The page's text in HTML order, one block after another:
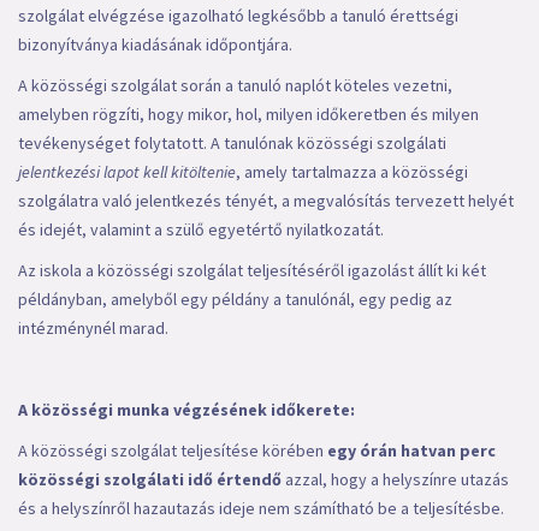
szolgálat elvégzése igazolható legkésőbb a tanuló érettségi
bizonyítványa kiadásának időpontjára.
A közösségi szolgálat során a tanuló naplót köteles vezetni,
amelyben rögzíti, hogy mikor, hol, milyen időkeretben és milyen
tevékenységet folytatott. A tanulónak közösségi szolgálati
jelentkezési lapot kell kitöltenie, amely tartalmazza a közösségi
szolgálatra való jelentkezés tényét, a megvalósítás tervezett helyét
és idejét, valamint a szülő egyetértő nyilatkozatát.
Az iskola a közösségi szolgálat teljesítéséről igazolást állít ki két
példányban, amelyből egy példány a tanulónál, egy pedig az
intézménynél marad.
A közösségi munka végzésének időkerete:
A közösségi szolgálat teljesítése körében egy órán hatvan perc
közösségi szolgálati idő értendő azzal, hogy a helyszínre utazás
és a helyszínről hazautazás ideje nem számítható be a teljesítésbe.